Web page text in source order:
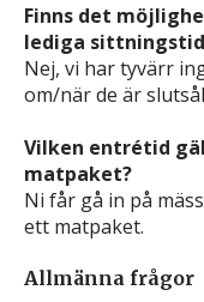
Finns det
lediga
Nej, vi har tyvärr
om/när de är
Vilken entrétid
matpaket?
Ni får gå in på
ett matpaket.
Allmänna frågor